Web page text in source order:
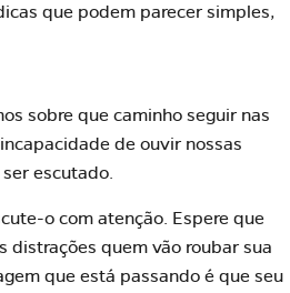
que podem parecer simples,
sobre que caminho seguir nas
de ouvir nossas
escutado.
o com atenção. Espere que
distrações quem vão roubar sua
que está passando é que seu